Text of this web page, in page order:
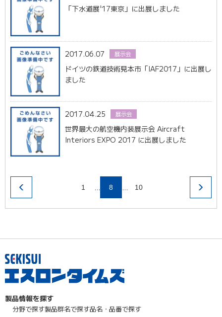
「下水道展'17東京」に出展しました
2017.06.07 展示会
ドイツの鉄道技術見本市「IAF2017」に出展し
ました
2017.04.25 展示会
世界最大の航空機内装展示会 Aircraft
Interiors EXPO 2017 に出展しました
1 … 8 … 10
製品情報を探す
分野で探す製品群名で探す品名・品番で探す